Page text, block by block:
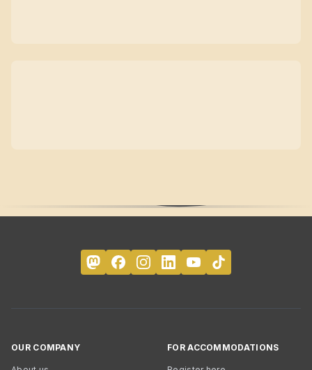
OUR COMPANY FOR ACCOMMODATIONS